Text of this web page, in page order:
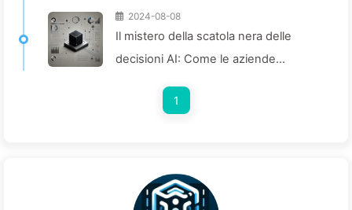
2024-08-08
Il mistero della scatola nera delle
decisioni AI: Come le aziende
dell'intelligenza artificiale e ridefinire i
1